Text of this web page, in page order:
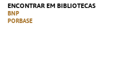
ENCONTRAR EM BIBLIOTECAS
BNP
PORBASE